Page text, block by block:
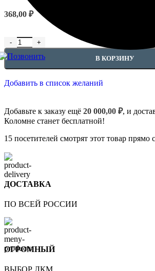
368,00 ₽
В КОРЗИНУ
Добавить в список желаний
Добавьте к заказу ещё 20 000,00 ₽, и
Коломне станет бесплатной!
15 посетителей смотрят этот товар прямо
ДОСТАВКА
ПО ВСЕЙ РОССИИ
ОГРОМНЫЙ
ВЫБОР ЛКМ